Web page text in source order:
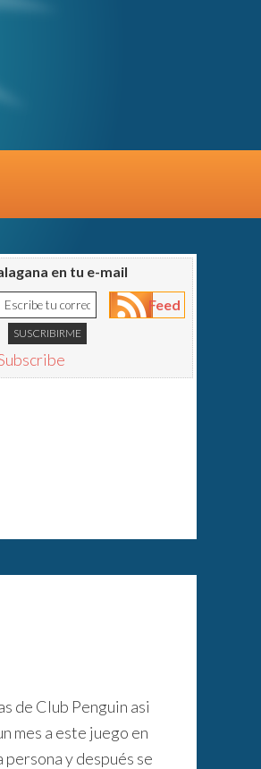
en tu e-mail
Feed
de Club Penguin asi
mes a este juego en
y después se